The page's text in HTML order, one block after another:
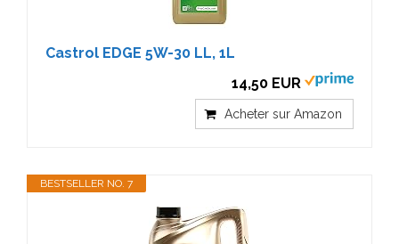
Castrol EDGE 5W-30 LL, 1L
14,50 EUR
Acheter sur Amazon
BESTSELLER NO. 7